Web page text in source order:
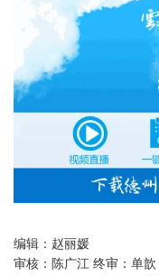
编辑： 赵丽媛
审核： 陈广江 终审：单歆